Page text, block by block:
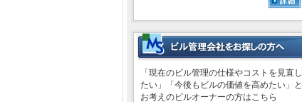
「現在のビル管理の仕様やコストを見直し
たい」「今後もビルの価値を高めたい」と
お考えのビルオーナーの方はこちら